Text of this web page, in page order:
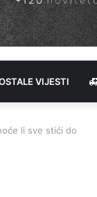
VIJESTI
li sve stići do